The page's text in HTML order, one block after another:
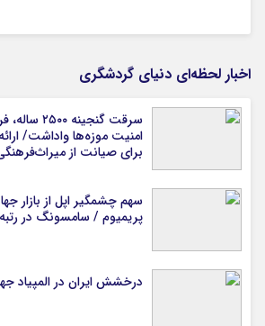
اخبار لحظه‌ای دنیای گردشگری
سرقت
برای صیانت از
سهم چشمگیر اپل از بازار
پریمیوم / سامسونگ در
درخشش ایران در